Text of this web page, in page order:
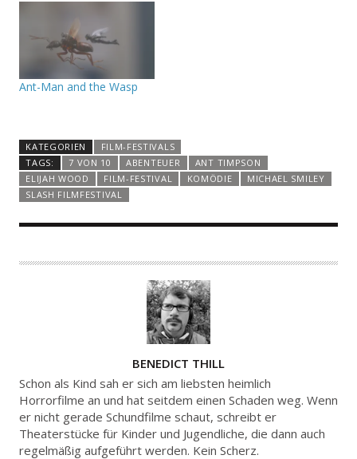
Ant-Man and the Wasp
KATEGORIEN
FILM-FESTIVALS
TAGS:
7 VON 10 ABENTEUER
ANT TIMPSON
ELIJAH WOOD
FILM-FESTIVAL KOMÖDIE
MICHAEL SMILEY
SLASH FILMFESTIVAL
U
T
O
R
BENEDICT THILL
Schon als Kind sah er sich am liebsten heimlich
Horrorfilme an und hat seitdem einen Schaden weg. Wenn
er nicht gerade Schundfilme schaut, schreibt er
Theaterstücke für Kinder und Jugendliche, die dann auch
regelmäßig aufgeführt werden. Kein Scherz.